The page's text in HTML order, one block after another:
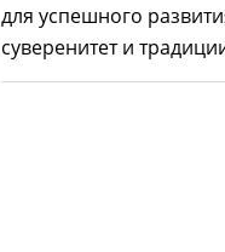
для успешного
суверенитет и